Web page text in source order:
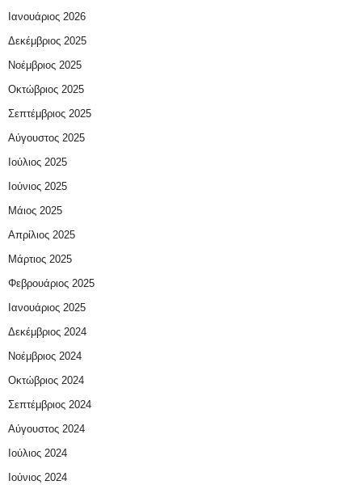
Ιανουάριος 2026
Δεκέμβριος 2025
Νοέμβριος 2025
Οκτώβριος 2025
Σεπτέμβριος 2025
Αύγουστος 2025
Ιούλιος 2025
Ιούνιος 2025
Μάιος 2025
Απρίλιος 2025
Μάρτιος 2025
Φεβρουάριος 2025
Ιανουάριος 2025
Δεκέμβριος 2024
Νοέμβριος 2024
Οκτώβριος 2024
Σεπτέμβριος 2024
Αύγουστος 2024
Ιούλιος 2024
Ιούνιος 2024